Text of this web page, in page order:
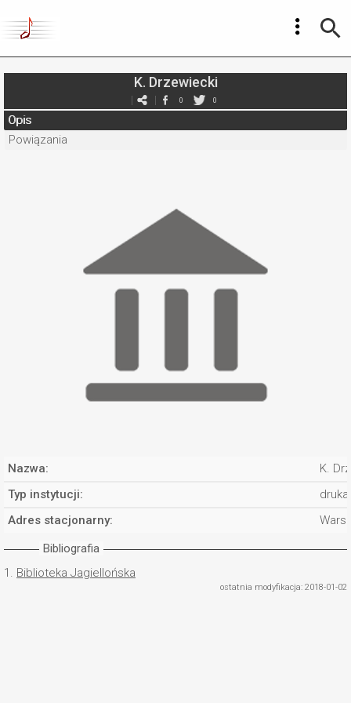
K. Drzewiecki
0 0
Opis
Powiązania
Nazwa:
K.
Typ instytucji:
Adres stacjonarny:
Bibliografia
1. Biblioteka Jagiellońska
ostatnia modyfikacja: 2018-01-02